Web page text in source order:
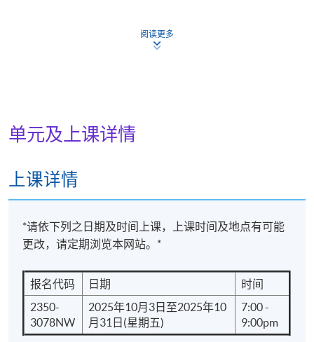
逢周五，7:00pm - 9:00pm
港大保良何鸿燊社区书院
阅读更多
单元及上课详情
上课详情
*请依下列之日期及时间上课，上课时间及地点有可能
更改，请定期浏览本网站。*
报名代码 日期
时间
2350-
3078NW
2025年10月3日至2025年10
月31日(星期五)
7:00 -
9:00pm